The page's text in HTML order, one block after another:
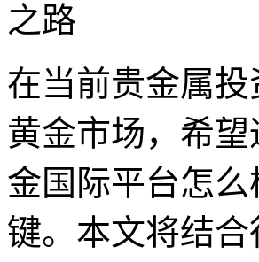
之路
在当前贵金属
黄金市场，希
金国际平台怎
键。本文将结